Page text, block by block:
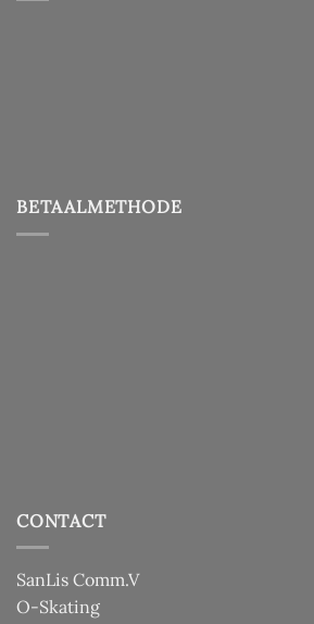
BETAALMETHODE
CONTACT
SanLis Comm.V
O-Skating